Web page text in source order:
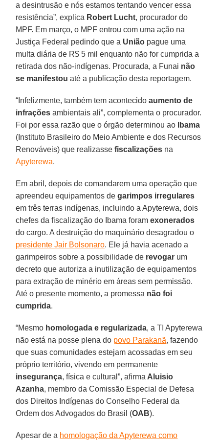
a desintrusão e nós estamos tentando vencer essa
resistência”, explica Robert Lucht, procurador do
MPF. Em março, o MPF entrou com uma ação na
Justiça Federal pedindo que a União pague uma
multa diária de R$ 5 mil enquanto não for cumprida a
retirada dos não-indígenas. Procurada, a Funai não
se manifestou até a publicação desta reportagem.
“Infelizmente, também tem acontecidoaumento de
infrações ambientais ali”, complementa o procurador.
Foi por essa razão que o órgão determinou ao
Ibama
(Instituto Brasileiro do Meio Ambiente e dos Recursos
Renováveis) que realizassefiscalizações na
Apyterewa.
Em abril, depois de comandarem uma operação que
apreendeu equipamentos de garimpos irregulares
em três terras indígenas, incluindo a Apyterewa, dois
chefes da fiscalização do Ibama foramexonerados
do cargo. A destruição do maquinário desagradou o
presidente Jair Bolsonaro. Ele já havia acenado a
garimpeiros sobre a possibilidade de revogar um
decreto que autoriza a inutilização de equipamentos
para extração de minério em áreas sem permissão.
Até o presente momento, a promessa não foi
cumprida.
“Mesmo homologada e regularizada, a TI Apyterewa
não está na posse plena do povo Parakanã, fazendo
que suas comunidades estejam acossadas em seu
próprio território, vivendo em permanente
insegurança, física e cultural”, afirma Aluisio
Azanha, membro da Comissão Especial de Defesa
dos Direitos Indígenas do Conselho Federal da
Ordem dos Advogados do Brasil (OAB).
Apesar de a homologação da Apyterewa como